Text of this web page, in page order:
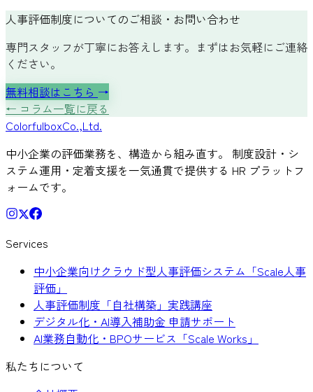
人事評価制度についてのご相談・お問い合わせ
専門スタッフが丁寧にお答えします。まずはお気軽にご連絡
ください。
無料相談はこちら →
← コラム一覧に戻る
ColorfulboxCo.,Ltd.
中小企業の評価業務を、構造から組み直す。 制度設計・シ
ステム運用・定着支援を一気通貫で提供する HR プラットフ
ォームです。
Services
中小企業向けクラウド型人事評価システム「Scale人事
評価」
人事評価制度「自社構築」実践講座
デジタル化・AI導入補助金 申請サポート
AI業務自動化・BPOサービス「Scale Works」
私たちについて